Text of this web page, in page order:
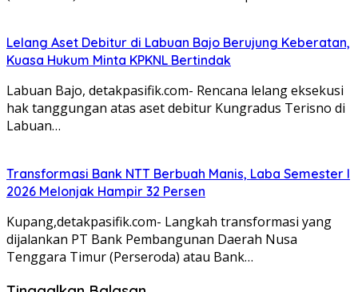
Lelang Aset Debitur di Labuan Bajo Berujung Keberatan,
Kuasa Hukum Minta KPKNL Bertindak
Labuan Bajo, detakpasifik.com- Rencana lelang eksekusi
hak tanggungan atas aset debitur Kungradus Terisno di
Labuan…
Transformasi Bank NTT Berbuah Manis, Laba Semester I
2026 Melonjak Hampir 32 Persen
Kupang,detakpasifik.com- Langkah transformasi yang
dijalankan PT Bank Pembangunan Daerah Nusa
Tenggara Timur (Perseroda) atau Bank…